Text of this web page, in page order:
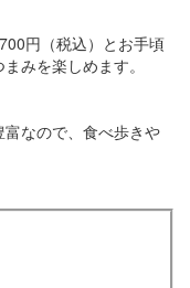
円（税込）とお手頃
みを楽しめます。
なので、食べ歩きや